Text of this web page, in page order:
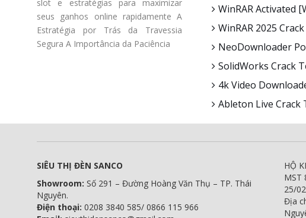
WinRAR Activated
WinRAR 2025
NeoDownloader
SolidWorks Crack
4k Video
Ableton Live Crack
Rapidamente
slot e estratégias para maximizar
seus ganhos online rapidamente A
Estratégia por Trás da Travessia
Segura A Importância da Paciência
SIÊU THỊ ĐÈN SANCO
Showroom: Số 291 – Đường Hoàng Văn Thụ – TP. Thái
Nguyên.
Điện thoại: 0208 3840 585/ 0866 115 966
HỘ
MST
25/
Địa